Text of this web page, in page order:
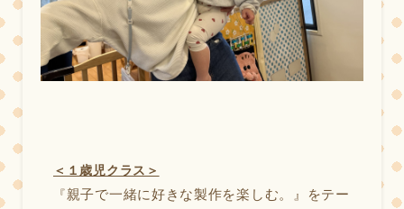
＜１歳児クラス＞
『 親子で一緒に好きな製作を楽しむ。』をテー